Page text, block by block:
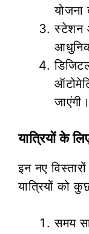
योजना
स्टेशन
जाएंगी।
यात्रियों के
इन नए
यात्रियों को
समय